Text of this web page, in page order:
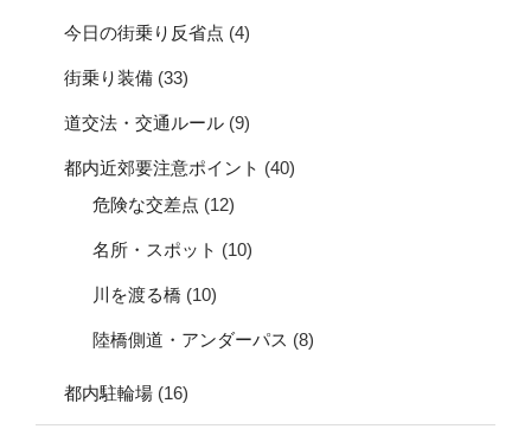
今日の街乗り反省点 (4)
街乗り装備 (33)
道交法・交通ルール (9)
都内近郊要注意ポイント (40)
危険な交差点 (12)
名所・スポット (10)
川を渡る橋 (10)
陸橋側道・アンダーパス (8)
都内駐輪場 (16)